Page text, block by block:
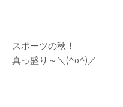
スポーツの秋！
真っ盛り～＼(^o^)／